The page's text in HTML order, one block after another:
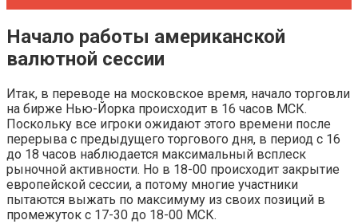
Начало работы американской
валютной сессии
Итак, в переводе на московское время, начало торговли
на бирже Нью-Йорка происходит в 16 часов МСК.
Поскольку все игроки ожидают этого времени после
перерыва с предыдущего торгового дня, в период с 16
до 18 часов наблюдается максимальный всплеск
рыночной активности. Но в 18-00 происходит закрытие
европейской сессии, а потому многие участники
пытаются выжать по максимуму из своих позиций в
промежуток с 17-30 до 18-00 МСК.